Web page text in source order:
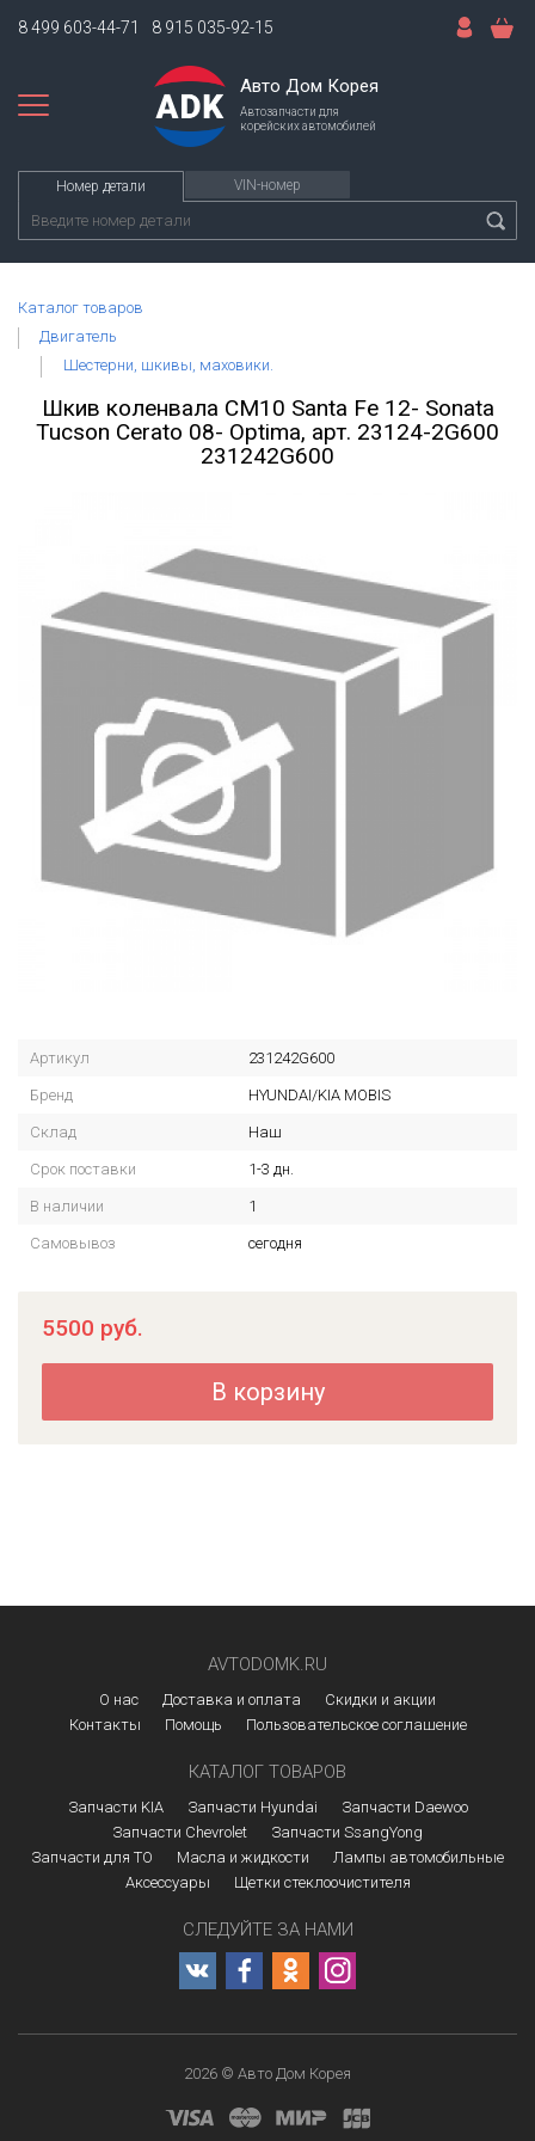
8 499 603-44-71 8 915 035-92-15
Авто Дом Корея
Автозапчасти для
корейских автомобилей
Номер детали VIN-номер
Каталог товаров
Двигатель
Шестерни, шкивы, маховики.
Шкив коленвала CM10 Santa Fe 12- Sonata
Tucson Cerato 08- Optima, арт. 23124-2G600
231242G600
Артикул 231242G600
Бренд HYUNDAI/KIA MOBIS
Склад Наш
Срок поставки 1-3 дн.
В наличии 1
Самовывоз сегодня
5500 руб.
В корзину
AVTODOMK.RU
О нас Доставка и оплата
Скидки и акции
Контакты
Помощь Пользовательское соглашение
КАТАЛОГ ТОВАРОВ
Запчасти KIA Запчасти Hyundai
Запчасти Daewoo
Запчасти Chevrolet
Запчасти SsangYong
Запчасти для ТО
Масла и жидкости
Лампы автомобильные
Аксессуары
Щетки стеклоочистителя
СЛЕДУЙТЕ ЗА НАМИ
2026 © Авто Дом Корея